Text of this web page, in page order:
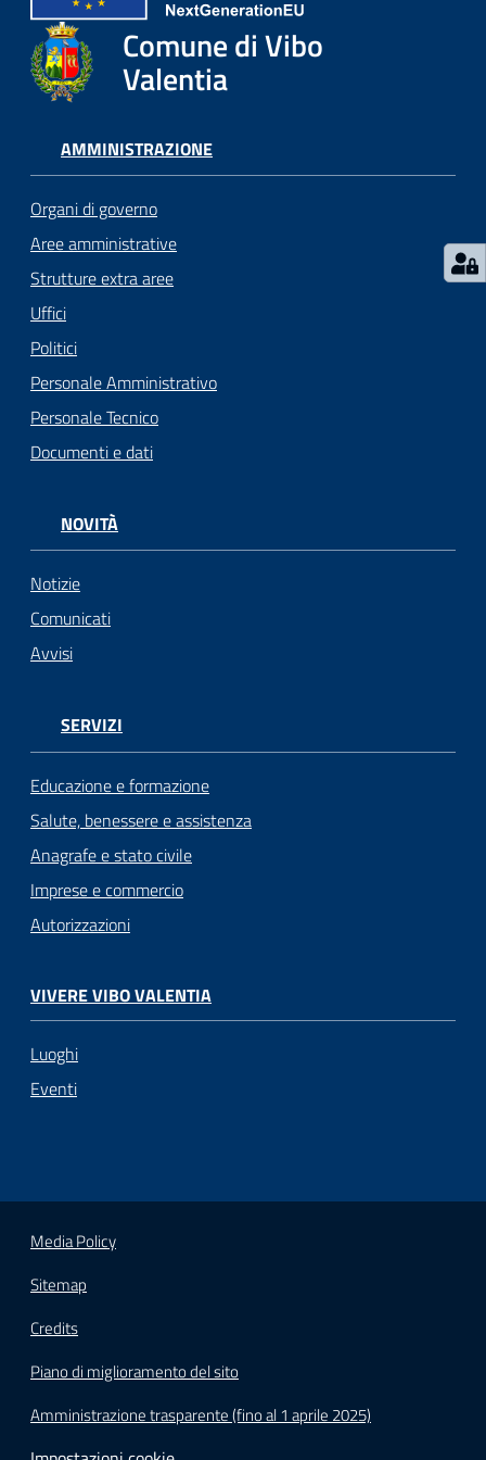
argomenti... Comune di Vibo
Valentia
AMMINISTRAZIONE
Organi di governo
Aree amministrative
Strutture extra aree
Uffici
Politici
Personale Amministrativo
Personale Tecnico
Documenti e dati
NOVITÀ
Notizie
Comunicati
Avvisi
SERVIZI
Educazione e formazione
Salute, benessere e assistenza
Anagrafe e stato civile
Imprese e commercio
Autorizzazioni
VIVERE VIBO VALENTIA
Luoghi
Eventi
Media Policy
Sitemap
Credits
Piano di miglioramento del sito
Amministrazione trasparente (fino al 1 aprile 2025)